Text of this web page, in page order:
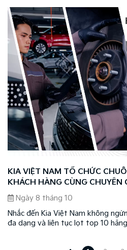
khách hàng cùng chuyên gia Kia
kiện để khách hàng được kiểm tra
nhiều ưu đãi và quà tặng hấp dẫn.
KIA VIỆT NAM TỔ CHỨC
KHÁCH HÀNG CÙNG CHUYÊN
CLINIC 2024
Ngày 8 tháng 10
Nhắc đến Kia Việt Nam không
đa dạng và liên tục lọt top 10